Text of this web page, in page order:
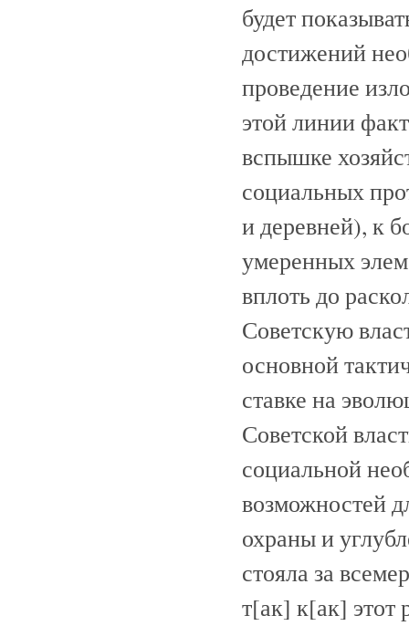
будет
достижений
проведение
этой линии
вспышке
социальных
и деревней), к
умеренных
вплоть до
Советскую
основной
ставке на
Советской
социальной
возможностей
охраны и
стояла за
т[ак] к[ак]